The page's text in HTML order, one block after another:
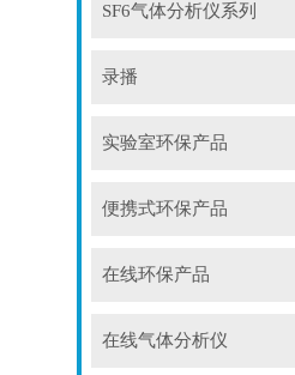
SF6气体分析仪系列
录播
实验室环保产品
便携式环保产品
在线环保产品
在线气体分析仪